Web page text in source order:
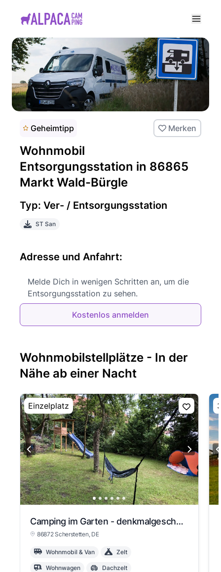
Wohnmobil
Entsorgungsstation in 86865
Markt Wald-Bürgle
Geheimtipp Merken
Typ: Ver- / Entsorgungsstation
ST San
Adresse und Anfahrt:
Melde Dich in wenigen Schritten an, um die
Entsorgungsstation zu sehen.
Kostenlos anmelden
Wohnmobilstellplätze - In der
Nähe ab einer Nacht
Einzelplatz
Camping im Garten - denkmalgeschütztes Bauernhaus
86872 Scherstetten, DE
Wohnmobil & Van Zelt
Wohnwagen Dachzelt